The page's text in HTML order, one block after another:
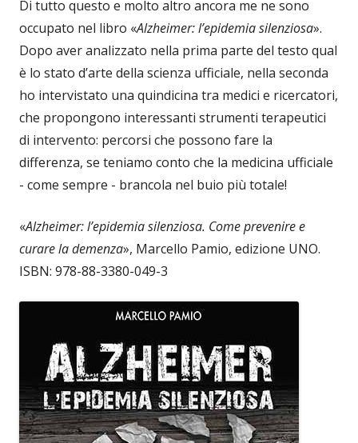
Di tutto questo e molto altro ancora me ne sono
occupato nel libro «Alzheimer: l’epidemia silenziosa».
Dopo aver analizzato nella prima parte del testo qual
è lo stato d’arte della scienza ufficiale, nella seconda
ho intervistato una quindicina tra medici e ricercatori,
che propongono interessanti strumenti terapeutici
di intervento: percorsi che possono fare la
differenza, se teniamo conto che la medicina ufficiale
- come sempre - brancola nel buio più totale!
«Alzheimer: l’epidemia silenziosa. Come prevenire e
curare la demenza», Marcello Pamio, edizione UNO.
ISBN: 978-88-3380-049-3